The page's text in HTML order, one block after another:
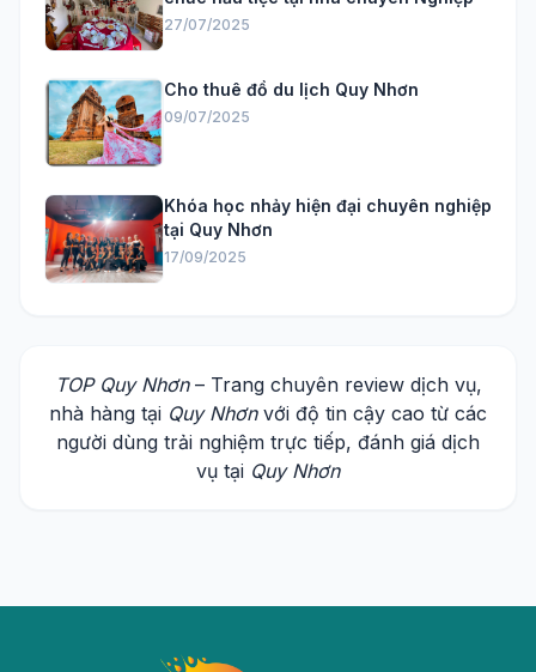
27/07/2025
Cho thuê đồ du lịch Quy Nhơn
09/07/2025
Khóa học nhảy hiện đại chuyên nghiệp
tại Quy Nhơn
17/09/2025
TOP Quy Nhơn– Trang chuyên review dịch vụ,
nhà hàng tại Quy Nhơnvới độ tin cậy cao từ các
người dùng trải nghiệm trực tiếp, đánh giá dịch
vụ tại Quy Nhơn